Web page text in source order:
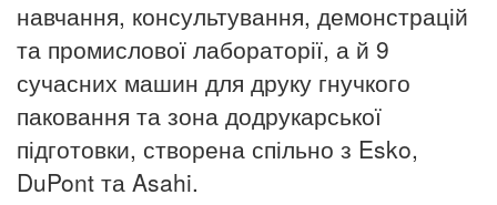
навчання, консультування, демонстрацій
та промислової лабораторії, а й 9
сучасних машин для друку гнучкого
паковання та зона додрукарської
підготовки, створена спільно з Esko,
DuPont та Asahi.